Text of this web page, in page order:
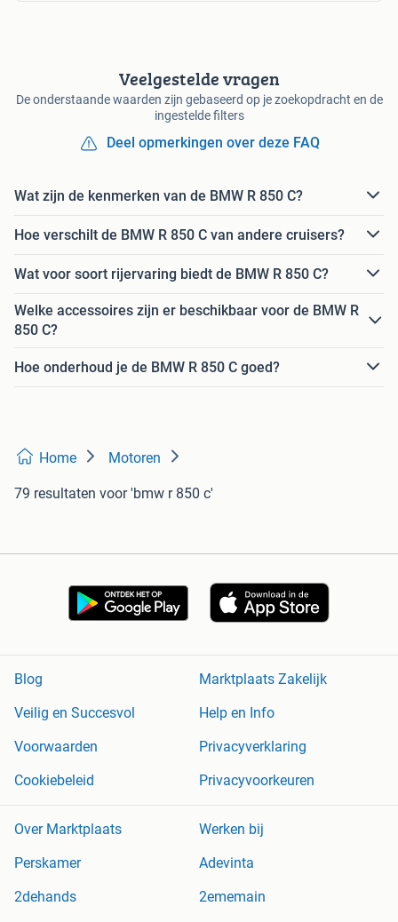
Veelgestelde vragen
De onderstaande waarden zijn gebaseerd op je zoekopdracht en de
ingestelde filters
Deel opmerkingen over deze FAQ
Wat zijn de kenmerken van de BMW R 850 C?
Hoe verschilt de BMW R 850 C van andere cruisers?
Wat voor soort rijervaring biedt de BMW R 850 C?
Welke accessoires zijn er beschikbaar voor de BMW R
850 C?
Hoe onderhoud je de BMW R 850 C goed?
Home Motoren
79 resultaten voor 'bmw r 850 c'
Blog
Marktplaats Zakelijk
Veilig en Succesvol
Help en Info
Voorwaarden
Privacyverklaring
Cookiebeleid
Privacyvoorkeuren
Over Marktplaats
Werken bij
Perskamer
Adevinta
2dehands
2ememain